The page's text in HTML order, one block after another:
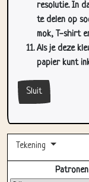
resolutie. In
te delen op
mok, T-shirt
Als je deze
papier kunt
Sluit
Tekening
Patronen